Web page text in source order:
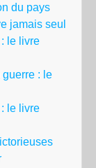
du pays
jamais seul
le livre
guerre : le
le livre